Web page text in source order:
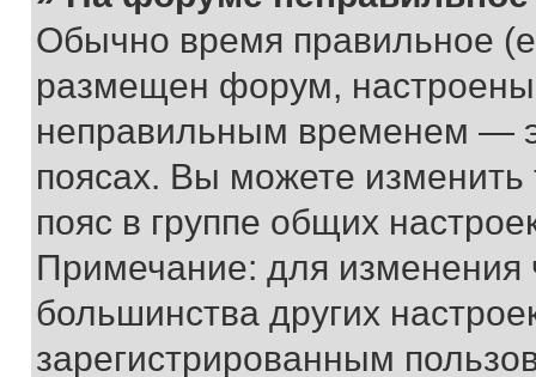
Обычно время правильное
размещен форум, настроены
неправильным временем —
поясах. Вы можете изменить
пояс в группе общих
Примечание: для изменения
большинства других
зарегистрированным